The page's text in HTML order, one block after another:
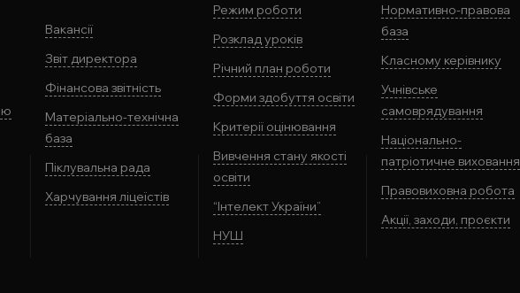
Вакансії
Звіт директора
Фінансова звітність
Матеріально-технічна
база
Піклувальна рада
Харчування ліцеїстів
Режим роботи
Розклад уроків
Річний план роботи
Форми здобуття освіти
Критерії оцінювання
Вивчення стану якості
освіти
“Інтелект України”
НУШ
Нормативно-правова
база
Класному керівнику
Учнівське
самоврядування
Національно-
патріотичне виховання
Правовиховна робота
Акції, заходи, проєкти